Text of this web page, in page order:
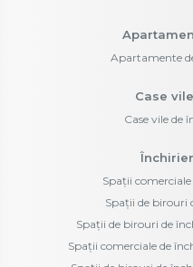
Apartamente
Case
Case vile de
Spații
Spații de birouri
Spații de birouri de
Spații comerciale de